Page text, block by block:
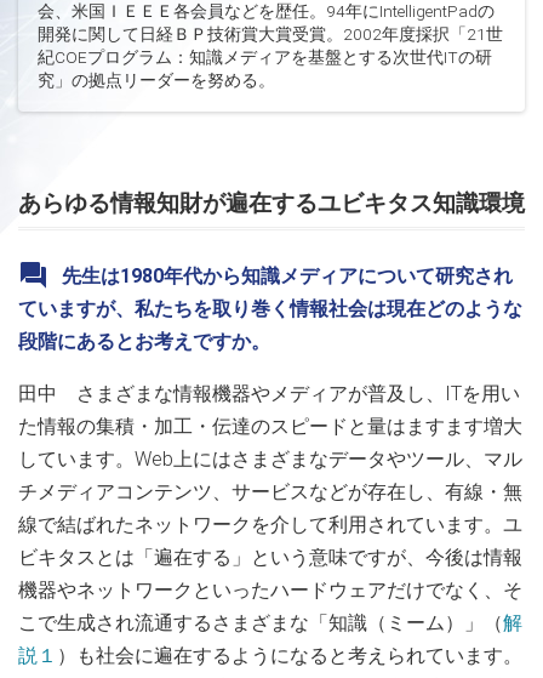
会、米国ＩＥＥＥ各会員などを歴任。94年にIntelligentPadの
開発に関して日経ＢＰ技術賞大賞受賞。2002年度採択「21世
紀COEプログラム：知識メディアを基盤とする次世代ITの研
究」の拠点リーダーを努める。
あらゆる情報知財が遍在するユビキタス知識環境
先生は1980年代から知識メディアについて研究され
ていますが、私たちを取り巻く情報社会は現在どのような
段階にあるとお考えですか。
田中 さまざまな情報機器やメディアが普及し、ITを用い
た情報の集積・加工・伝達のスピードと量はますます増大
しています。Web上にはさまざまなデータやツール、マル
チメディアコンテンツ、サービスなどが存在し、有線・無
線で結ばれたネットワークを介して利用されています。ユ
ビキタスとは「遍在する」という意味ですが、今後は情報
機器やネットワークといったハードウェアだけでなく、そ
こで生成され流通するさまざまな「知識（ミーム）」（解
説１ ）も社会に遍在するようになると考えられています。